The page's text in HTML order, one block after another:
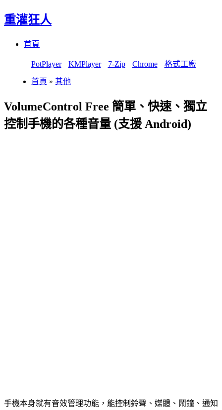
重灌狂人
首頁
PotPlayer KMPlayer 7-Zip Chrome 格式工廠
首頁 » 其他
VolumeControl Free 簡單、快速、獨立
控制手機的各種音量 (支援 Android)
手機本身就有音效管理功能，能控制鈴聲、媒體、鬧鐘、通知